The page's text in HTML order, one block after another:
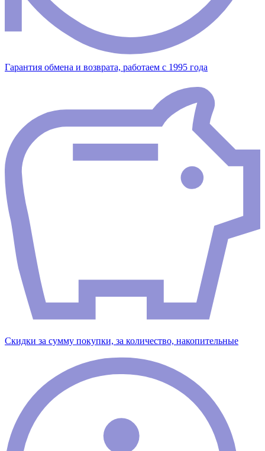
Гарантия обмена и возврата, работаем с 1995 года
Скидки за сумму покупки, за количество, накопительные